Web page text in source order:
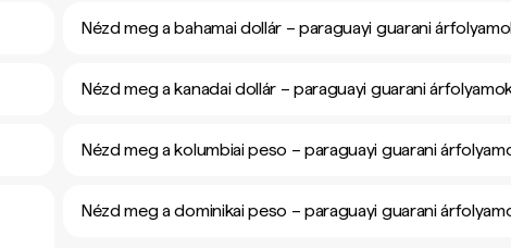
Nézd meg a bahamai dollár – paraguayi guarani
Nézd meg a kanadai dollár – paraguayi guarani
Nézd meg a kolumbiai peso – paraguayi guarani
Nézd meg a dominikai peso – paraguayi guarani